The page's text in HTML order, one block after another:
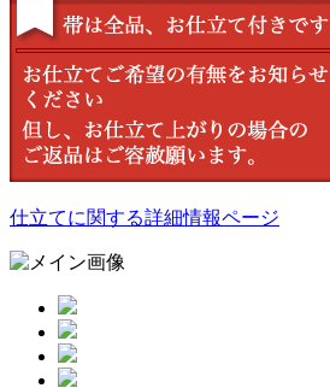
仕立てに関する詳細情報ページ